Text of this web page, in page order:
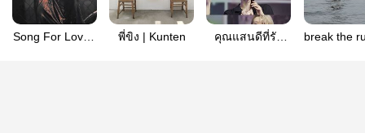
Song For Love -
พี่ขิง | Kunten
คุณแสนดีที่รัก
break the